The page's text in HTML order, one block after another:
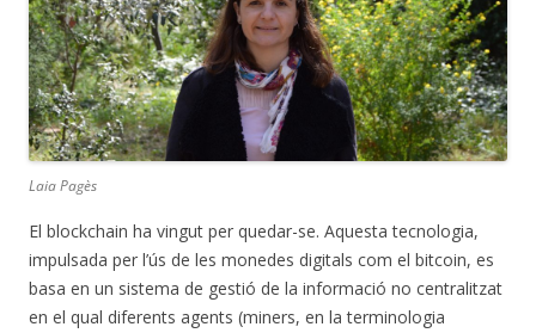
Laia Pagès
El blockchain ha vingut per quedar-se. Aquesta tecnologia,
impulsada per l’ús de les monedes digitals com el bitcoin, es
basa en un sistema de gestió de la informació no centralitzat
en el qual diferents agents (miners, en la terminologia